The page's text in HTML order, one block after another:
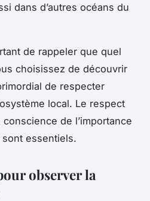
dans d’autres océans du
de rappeler que quel
choisissez de découvrir
de respecter
local. Le respect
de l’importance
essentiels.
observer la